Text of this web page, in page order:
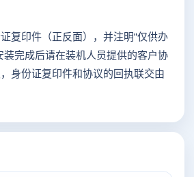
复印件（正反面），并注明“仅供办
装完成后请在装机人员提供的客户协
身份证复印件和协议的回执联交由